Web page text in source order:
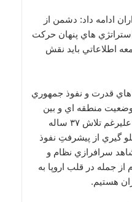
ادامه داد: دشمن از
هاي پنهان حركت
اطلاعاتي بايد نقش
هاي قدرت و نفوذ جمهوري
وضعيت منطقه اي و بين
المللي پرداخت و اظهار داشت: عليرغم تلاش ۳۷ ساله
گيري از پيشرفتِ نفوذ
سرافرازي نظام و
جمله در قلب اروپا به
هستیم.